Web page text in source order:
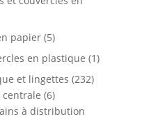
papier 55
produits
en plastique 11
et lingettes 232232
66
produits
à distribution